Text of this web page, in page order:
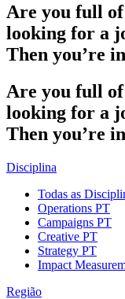
Are you full of
looking for a
Then you’re in
Are you full of
looking for a
Then you’re in
Disciplina
Todas as
Operations PT
Campaigns PT
Creative PT
Strategy PT
Impact
Região